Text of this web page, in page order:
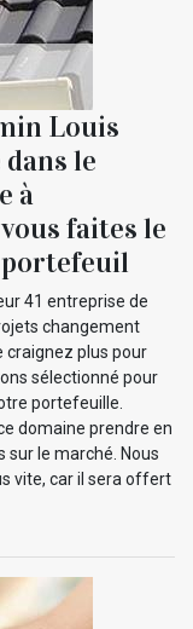
Louis
le
à
faites le
41 entreprise de
changement
craignez plus pour
sélectionné pour
portefeuille.
domaine prendre en
sur le marché. Nous
vite, car il sera offert